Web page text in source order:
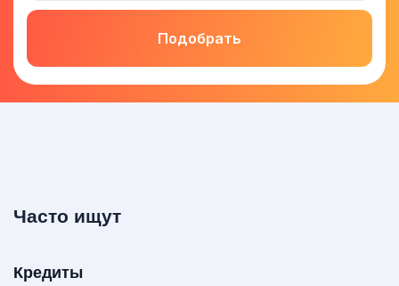
Подобрать
Часто ищут
Кредиты